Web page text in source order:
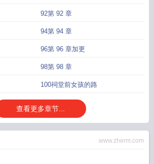
92第 92 章
94第 94 章
96第 96 章加更
98第 98 章
100祠堂前女孩的路
查看更多章节...
www.zherm.com